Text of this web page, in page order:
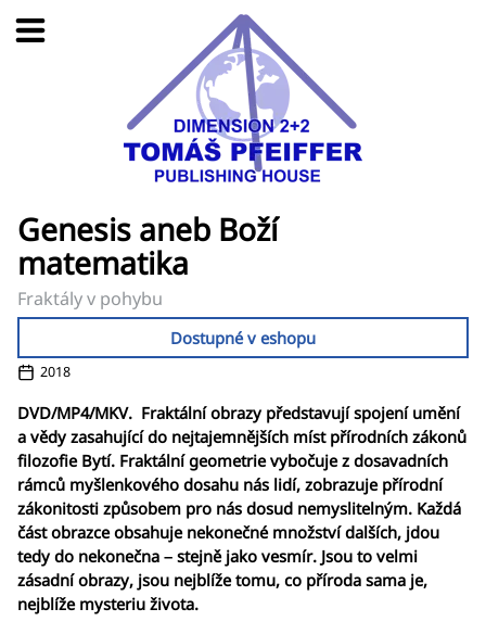
Genesis aneb Boží
matematika
Fraktály v pohybu
Dostupné v eshopu
2018
DVD/MP4/MKV. Fraktální obrazy představují spojení umění
a vědy zasahující do nejtajemnějších míst přírodních zákonů
filozofie Bytí. Fraktální geometrie vybočuje z dosavadních
rámců myšlenkového dosahu nás lidí, zobrazuje přírodní
zákonitosti způsobem pro nás dosud nemyslitelným. Každá
část obrazce obsahuje nekonečné množství dalších, jdou
tedy do nekonečna – stejně jako vesmír. Jsou to velmi
zásadní obrazy, jsou nejblíže tomu, co příroda sama je,
nejblíže mysteriu života.